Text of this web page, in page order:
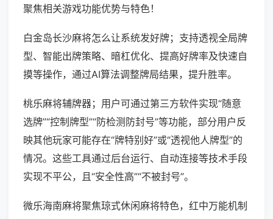
聚焦相关游戏功能优势与特色！
白金岛长沙麻将怎么让系统发好牌；支持透视全局牌
型、智能出牌策略、暗杠优化、提高好牌率及快速自
摸等操作，通过AI算法调整牌局结果，提升胜率。
桃乐麻将辅牌器；用户可通过第三方软件实现“随意
选牌”“控制牌型”“防检测防封号”等功能，部分用户反
映其他玩家可能存在“牌特别好”或“透视他人牌型”的
情况。这些工具通过后台运行、自动连接等技术手段
实现不平公，且“安全性高”“不被封号”。
微乐海南麻将聚焦琼式休闲麻将特色，红中万能机制